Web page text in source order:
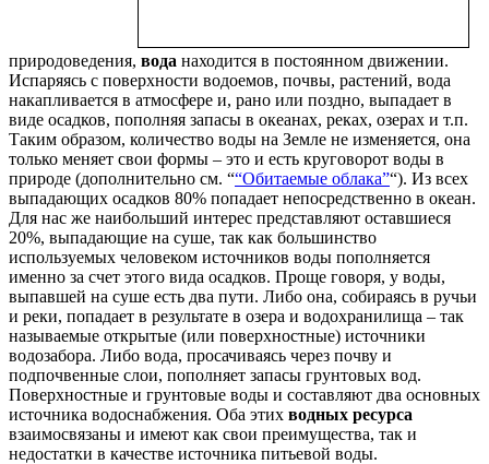
природоведения, вода находится в постоянном движении.
Испаряясь с поверхности водоемов, почвы, растений, вода
накапливается в атмосфере и, рано или поздно, выпадает в
виде осадков, пополняя запасы в океанах, реках, озерах и т.п.
Таким образом, количество воды на Земле не изменяется, она
только меняет свои формы – это и есть круговорот воды в
природе (дополнительно см. ““Обитаемые облака”“). Из всех
выпадающих осадков 80% попадает непосредственно в океан.
Для нас же наибольший интерес представляют оставшиеся
20%, выпадающие на суше, так как большинство
используемых человеком источников воды пополняется
именно за счет этого вида осадков. Проще говоря, у воды,
выпавшей на суше есть два пути. Либо она, собираясь в ручьи
и реки, попадает в результате в озера и водохранилища – так
называемые открытые (или поверхностные) источники
водозабора. Либо вода, просачиваясь через почву и
подпочвенные слои, пополняет запасы грунтовых вод.
Поверхностные и грунтовые воды и составляют два основных
источника водоснабжения. Оба этих водных ресурса
взаимосвязаны и имеют как свои преимущества, так и
недостатки в качестве источника питьевой воды.